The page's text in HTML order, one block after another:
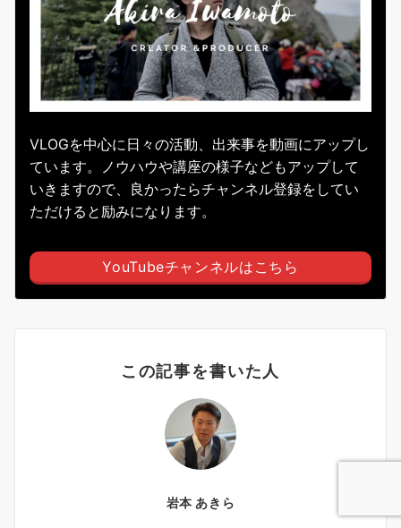
VLOGを中心に日々の活動、出来事を動画にアップし
ています。ノウハウや講座の様子などもアップして
いきますので、良かったらチャンネル登録をしてい
ただけると励みになります。
YouTubeチャンネルはこちら
この記事を書いた人
岩本 あきら